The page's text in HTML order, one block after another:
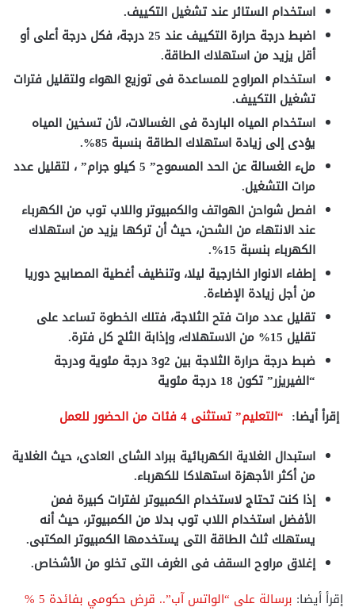
استخدام الستائر عند تشغيل التكييف.
اضبط درجة حرارة التكييف عند 25 درجة، فكل درجة أعلى أو
أقل يزيد من استهلاك الطاقة.
استخدام المراوح للمساعدة فى توزيع الهواء ولتقليل فترات
تشغيل التكييف.
استخدام المياه الباردة فى الغسالات، لأن تسخين المياه
يؤدى إلى زيادة استهلاك الطاقة بنسبة 85%.
ملء الغسالة عن الحد المسموح” 5 كيلو جرام” ، لتقليل عدد
مرات التشغيل.
افصل شواحن الهواتف والكمبيوتر واللاب توب من الكهرباء
عند الانتهاء من الشحن، حيث أن تركها يزيد من استهلاك
الكهرباء بنسبة 15%.
إطفاء الانوار الخارجية ليلا، وتنظيف أغطية المصابيح دوريا
من أجل زيادة الإضاءة.
تقليل عدد مرات فتح الثلاجة، فتلك الخطوة تساعد على
تقليل 15% من الاستهلاك، وإذابة الثلج كل فترة.
ضبط درجة حرارة الثلاجة بين 2و3 درجة مئوية ودرجة
“الفيريزر” تكون 18 درجة مئوية
إقرأ أيضا: “التعليم” تستثنى 4 فئات من الحضور للعمل
استبدال الغلاية الكهربائية ببراد الشاى العادى، حيث الغلاية
من أكثر الأجهزة استهلاكا للكهرباء.
إذا كنت تحتاج لاستخدام الكمبيوتر لفترات كبيرة فمن
الأفضل استخدام اللاب توب بدلا من الكمبيوتر، حيث أنه
يستهلك ثلث الطاقة التى يستخدمها الكمبيوتر المكتبى.
إغلاق مراوح السقف فى الغرف التى تخلو من الأشخاص.
إقرأ أيضا: برسالة على “الواتس آب”.. قرض حكومي بفائدة 5 %